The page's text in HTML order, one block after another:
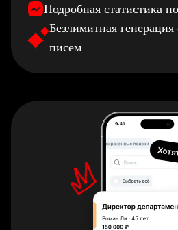
Подробная статистика
Безлимитная
писем